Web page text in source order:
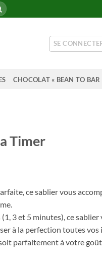
SE
CHOCOLAT « BEAN TO BAR
Timer
ce sablier vous
(1, 3 et 5 minutes), ce sablier
à la perfection toutes vos
parfaitement à votre